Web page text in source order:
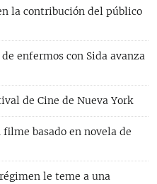
la contribución del público
enfermos con Sida avanza
de Cine de Nueva York
filme basado en novela de
le teme a una